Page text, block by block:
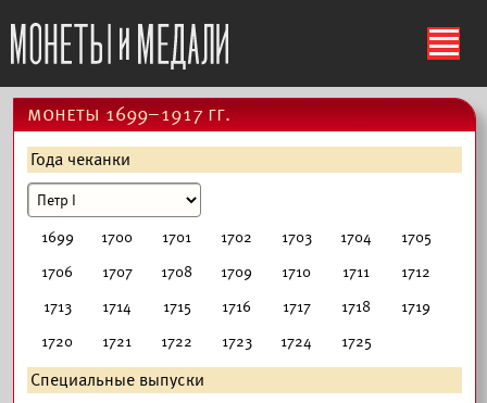
ś
монеты 1699–1917 гг.
Года чеканки
1699 1700 1701 1702 1703 1704
1705
1706
1707 1708 1709 1710 1711
1712
1713
1714 1715 1716 1717 1718
1719
1720
1721 1722 1723 1724 1725
Специальные выпуски